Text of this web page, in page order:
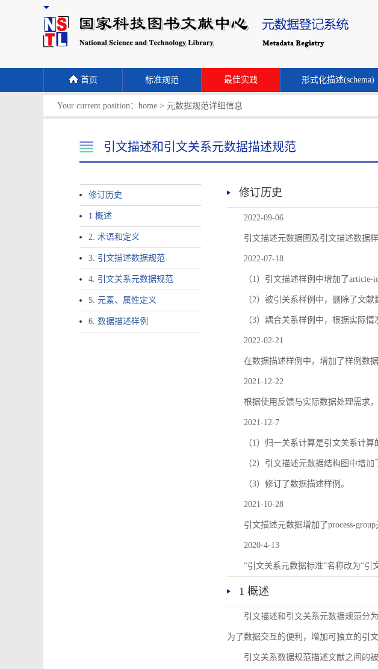
首页 标准规范 最佳实践 形式化描述(schema)
Your current position： home > 元数据规范详细信息
引文描述和引文关系元数据描述规范
修订历史
1 概述
2. 术语和定义
3. 引文描述数据规范
4. 引文关系元数据规范
5. 元素、属性定义
6. 数据描述样例
修订历史
2022-09-06
引文描述元数据图及引文描述数据样
2022-07-18
（1）引文描述样例中增加了article-
（2）被引关系样例中，删除了文
（3）耦合关系样例中，根据实际
2022-02-21
在数据描述样例中，增加了样例数据
2021-12-22
根据使用反馈与实际数据处理需求
2021-12-7
（1）归一关系计算是引文关系计
（2）引文描述元数据结构图中增加
（3）修订了数据描述样例。
2021-10-28
引文描述元数据增加了process-group
2020-4-13
“引文关系元数据标准”名称改为“引
1 概述
引文描述和引文关系元数据规范分
为了数据交互的便利，增加可独立的引
引文关系数据规范描述文献之间的